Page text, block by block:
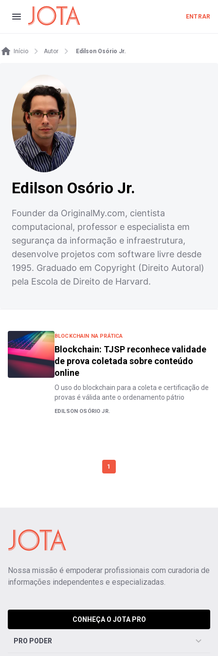
ENTRAR
Início Autor Edilson Osório Jr.
Edilson Osório Jr.
Founder da OriginalMy.com, cientista
computacional, professor e especialista em
segurança da informação e infraestrutura,
desenvolve projetos com software livre desde
1995. Graduado em Copyright (Direito Autoral)
pela Escola de Direito de Harvard.
BLOCKCHAIN NA PRÁTICA
Blockchain: TJSP reconhece validade
de prova coletada sobre conteúdo
online
O uso do blockchain para a coleta e certificação de
provas é válida ante o ordenamento pátrio
EDILSON OSÓRIO JR.
1
Nossa missão é empoderar profissionais com curadoria de
informações independentes e especializadas.
CONHEÇA O JOTA PRO
PRO PODER